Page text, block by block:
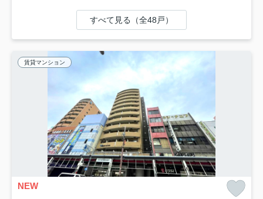
すべて見る（全48戸）
賃貸マンション
NEW